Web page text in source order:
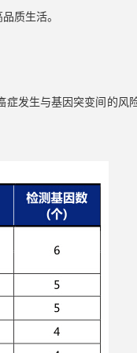
质生活。
发生与基因突变间的风